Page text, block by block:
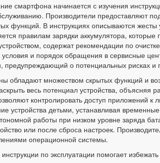
смартфона начинается с изучения
Производители предоставляют
функций. В инструкциях описываются
правилам зарядки аккумулятора,
содержат рекомендации по
и порядок обращения в сервисные
предупреждающий о потенциальных рисках и
множеством скрытых функций и
весь потенциал устройства,
контролировать доступ приложений
устройства детьми, устанавливая
работы при низком уровне заряда
или после сброса настроек.
операционной системы.
по эксплуатации помогает